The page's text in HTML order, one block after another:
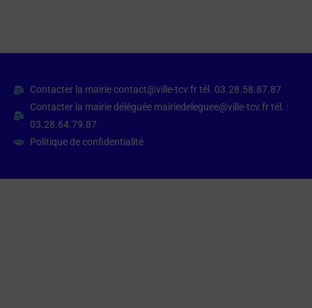
Contacter la mairie contact@ville-tcv.fr tél. 03.28.58.87.87
Contacter la mairie déléguée mairiedeleguee@ville-tcv.fr tél. :
03.28.64.79.87
Politique de confidentialité